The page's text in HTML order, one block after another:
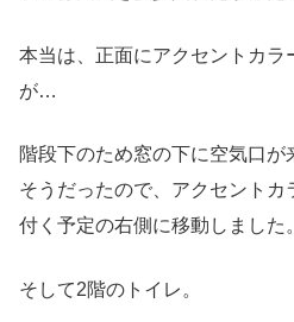
本当は、正面にアクセントカラ
が…
階段下のため窓の下に空気口が
そうだったので、アクセント
付く予定の右側に移動しました。
そして2階のトイレ。